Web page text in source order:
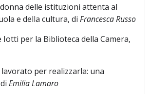
delle istituzioni attenta al
e della cultura, di Francesca Russo
Iotti per la Biblioteca della Camera,
per realizzarla: una
Emilia Lamaro